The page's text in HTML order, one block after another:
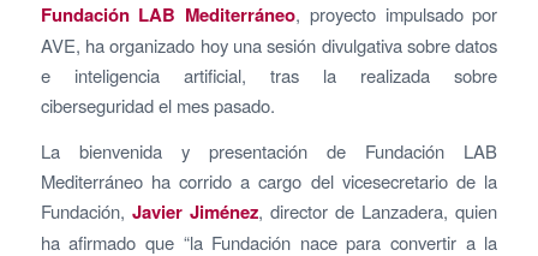
Fundación LAB Mediterráneo, proyecto impulsado por
AVE, ha organizado hoy una sesión divulgativa sobre datos
e inteligencia artificial, tras la realizada sobre
ciberseguridad el mes pasado.
La bienvenida y presentación de Fundación LAB
Mediterráneo ha corrido a cargo del vicesecretario de la
Fundación, Javier Jiménez, director de Lanzadera, quien
ha afirmado que “la Fundación nace para convertir a la